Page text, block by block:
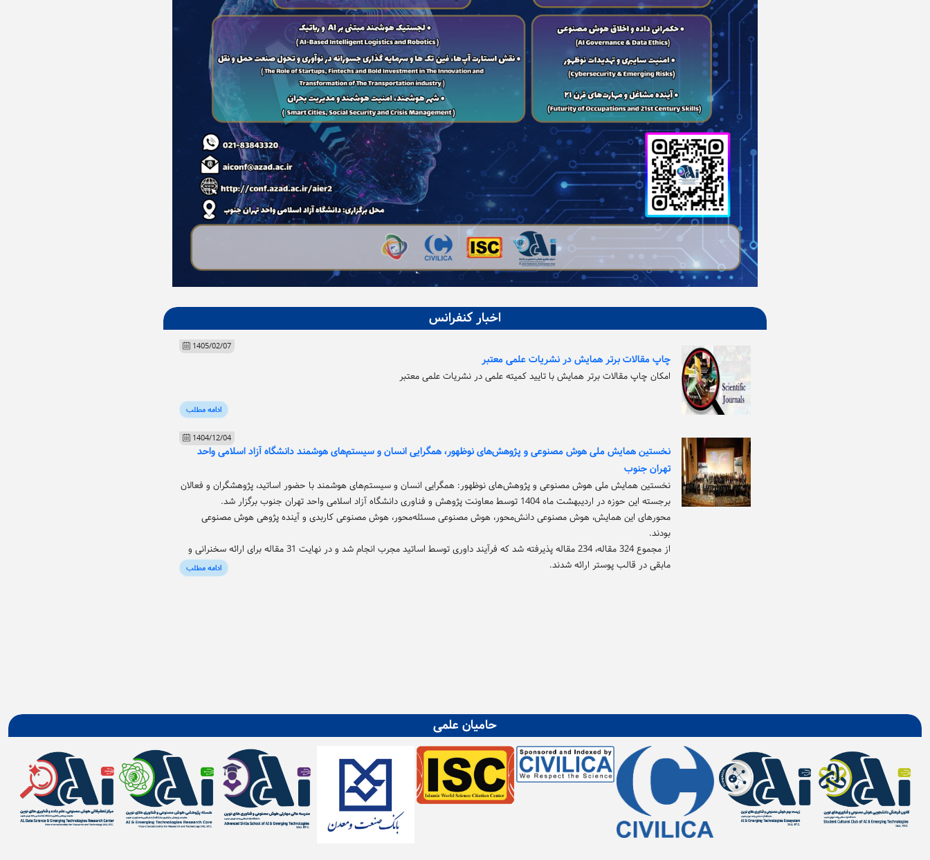
اخبار کنفرانس
1405/02/07
ادامه مطلب
چاپ مقالات برتر همایش در نشریات علمی معتبر
امکان چاپ مقالات برتر همایش با تایید کمیته علمی در نشریات علمی معتبر
1404/12/04
ادامه مطلب
نخستین همایش ملی هوش مصنوعی و پژوهش‌های نوظهور، همگرایی انسان و سیستم‌های هوشمند دانشگاه آزاد اسلامی واحد
تهران جنوب
نخستین همایش ملی هوش مصنوعی و پژوهش‌های نوظهور: همگرایی انسان و سیستم‌های هوشمند با حضور اساتید، پژوهشگران و فعالان
برجسته این حوزه در اردیبهشت ماه 1404 توسط معاونت پژوهش و فناوری دانشگاه آزاد اسلامی واحد تهران جنوب برگزار شد.
محورهای این همایش، هوش مصنوعی دانش‌محور، هوش مصنوعی مسئله‌محور، هوش مصنوعی کاربدی و آینده پژوهی هوش مصنوعی
بودند.
از مجموع 324 مقاله، 234 مقاله پذیرفته شد که فرآیند داوری توسط اساتید مجرب انجام شد و در نهایت 31 مقاله برای ارائه سخنرانی و
مابقی در قالب پوستر ارائه شدند.
حامیان علمی